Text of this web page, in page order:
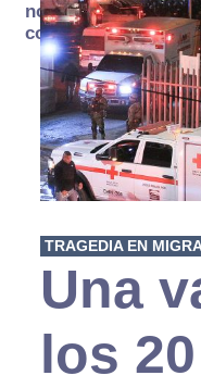
no se
consume
TRAGEDIA EN
Una
los